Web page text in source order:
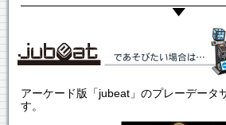
アーケード版「jubeat」のプレーデータ
す。